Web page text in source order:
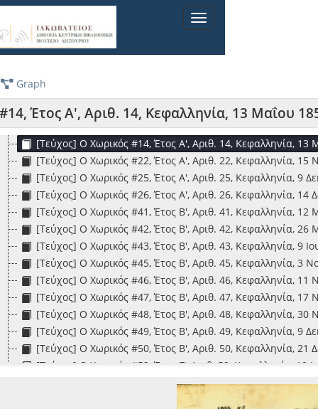
Toggle
navigation
Graph
Έτος Α', Αριθ. 14, Κεφαλληνία, 13 Μαΐου
[Τεύχος] Ομόνοια #80, Έτος Β', Αριθ. 80, Εν Λευκάδι τη 7
[Τεύχος] Ομόνοια #81, Έτος Β', Αριθ. 81, Εν Λευκάδι τη 17
[Τεύχος] Ομόνοια #90, Έτος Β', Αριθ. 90, Εν Λευκάδι τη 23
[Τεύχος] Ο Πέλεκυς #883, Έτος Ζ', Αριθ, 883, Αργοστόλιον
[Τεύχος] Ο Φίλος του Λαού #41, Έτος Α', Αριθ. 41, Εν
[Τεύχος] Ο Χωρικός #10, Έτος Θ', Αριθ. 10, Κεφαλληνία, 21
[Τεύχος] Ο Χωρικός #11, Έτος Α', Αριθ. 11, Κεφαλληνία, 28
[Τεύχος] Ο Χωρικός #14, Έτος Α', Αριθ. 14, Κεφαλληνία,
[Τεύχος] Ο Χωρικός #22, Έτος Α', Αριθ. 22, Κεφαλληνία, 15
[Τεύχος] Ο Χωρικός #25, Έτος Α', Αριθ. 25, Κεφαλληνία, 9
[Τεύχος] Ο Χωρικός #26, Έτος Α', Αριθ. 26, Κεφαλληνία, 14
[Τεύχος] Ο Χωρικός #41, Έτος Β', Αριθ. 41, Κεφαλληνία,
[Τεύχος] Ο Χωρικός #42, Έτος Β', Αριθ. 42, Κεφαλληνία,
[Τεύχος] Ο Χωρικός #43, Έτος Β', Αριθ. 43, Κεφαλληνία, 9
[Τεύχος] Ο Χωρικός #45, Έτος Β', Αριθ. 45, Κεφαλληνία, 3
[Τεύχος] Ο Χωρικός #46, Έτος Β', Αριθ. 46, Κεφαλληνία, 11
[Τεύχος] Ο Χωρικός #47, Έτος Β', Αριθ. 47, Κεφαλληνία, 17
[Τεύχος] Ο Χωρικός #48, Έτος Β', Αριθ. 48, Κεφαλληνία, 30
[Τεύχος] Ο Χωρικός #49, Έτος Β', Αριθ. 49, Κεφαλληνία, 9
[Τεύχος] Ο Χωρικός #50, Έτος Β', Αριθ. 50, Κεφαλληνία, 21
[Τεύχος] Ο Χωρικός #52, Έτος Γ', Αριθ. 52, Κεφαλληνία, 10
[Τεύχος] Ο Χωρικός #54, Έτος Γ', Αριθ. 54, Κεφαλληνία, 17
[Τεύχος] Ο Χωρικός #59, Έτος Γ', Αριθ. 59, Κεφαλληνία, 7